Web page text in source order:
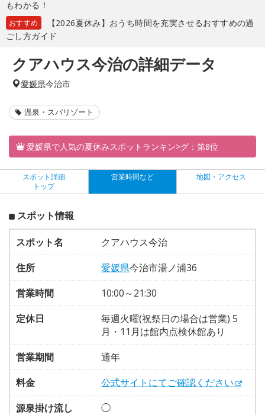
もわかる！
おすすめ
【2026夏休み】おうち時間を充実させるおすすめの過
ごし方ガイド
クアハウス今治の詳細データ
愛媛県今治市
温泉・スパリゾート
愛媛県で人気の夏休みスポットランキン>グ：第8位
スポット詳細
トップ
営業時間など 地図・アクセス
スポット情報
スポット名
クアハウス今治
住所
愛媛県今治市湯ノ浦36
営業時間
10:00～21:30
定休日
毎週火曜(祝祭日の場合は営業) 5
月・11月は館内点検休館あり
営業期間
通年
料金
公式サイトにてご確認ください
源泉掛け流し
◯